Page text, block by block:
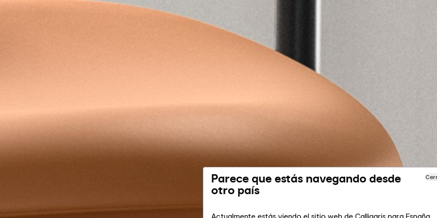
Parece que estás navegando desde
otro país
Actualmente estás viendo el sitio web de Calligaris para España.